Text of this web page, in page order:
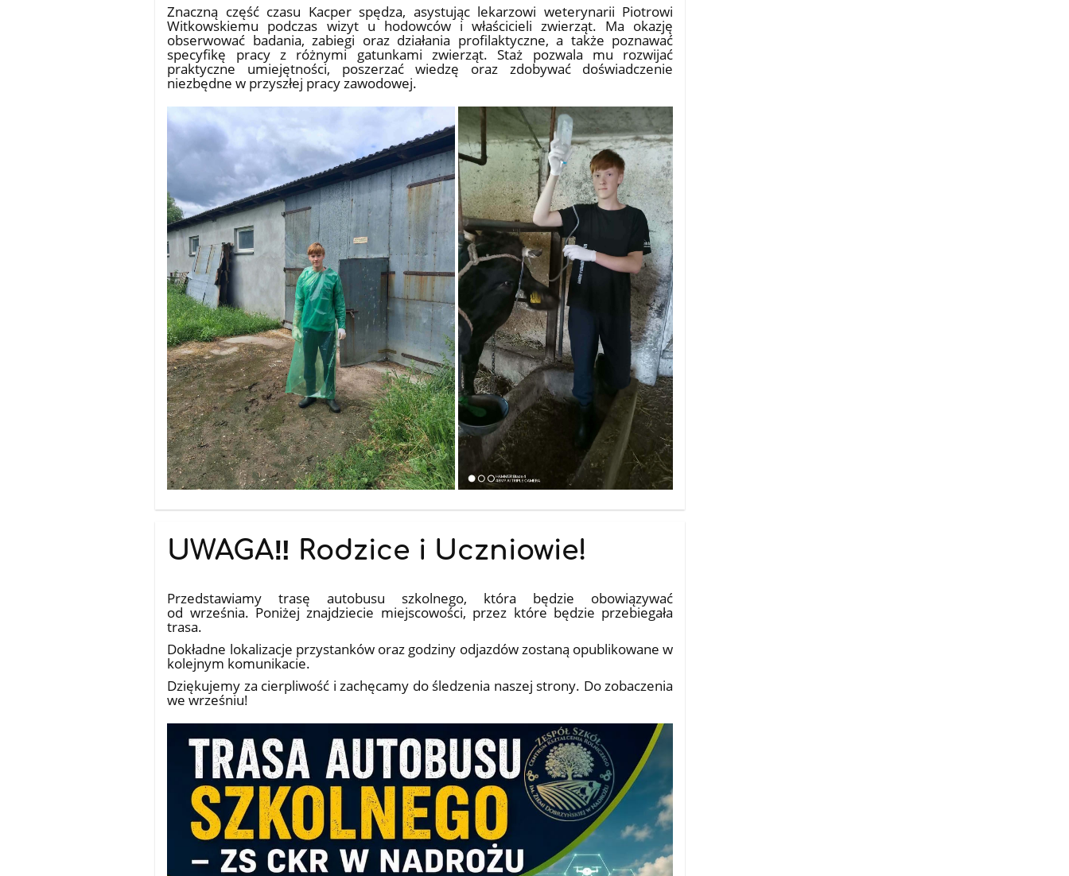
Znaczną część czasu Kacper spędza, asystując lekarzowi weterynarii Piotrowi
Witkowskiemu podczas wizyt u hodowców i właścicieli zwierząt. Ma okazję
obserwować badania, zabiegi oraz działania profilaktyczne, a także poznawać
specyfikę pracy z różnymi gatunkami zwierząt. Staż pozwala mu rozwijać
praktyczne umiejętności, poszerzać wiedzę oraz zdobywać doświadczenie
niezbędne w przyszłej pracy zawodowej.
UWAGA‼️ Rodzice i Uczniowie!
Przedstawiamy trasę autobusu szkolnego, która będzie obowiązywać
od września. Poniżej znajdziecie miejscowości, przez które będzie przebiegała
trasa.
Dokładne lokalizacje przystanków oraz godziny odjazdów zostaną opublikowane w
kolejnym komunikacie.
Dziękujemy za cierpliwość i zachęcamy do śledzenia naszej strony. Do zobaczenia
we wrześniu!